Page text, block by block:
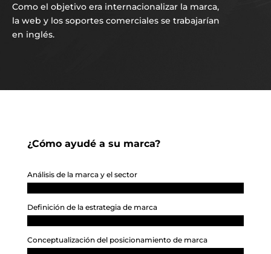
Como el objetivo era internacionalizar la marca,
la web y los soportes comerciales se trabajarían
en inglés.
¿Cómo ayudé a su marca?
Análisis de la marca y el sector
Definición de la estrategia de marca
Conceptualización del posicionamiento de marca